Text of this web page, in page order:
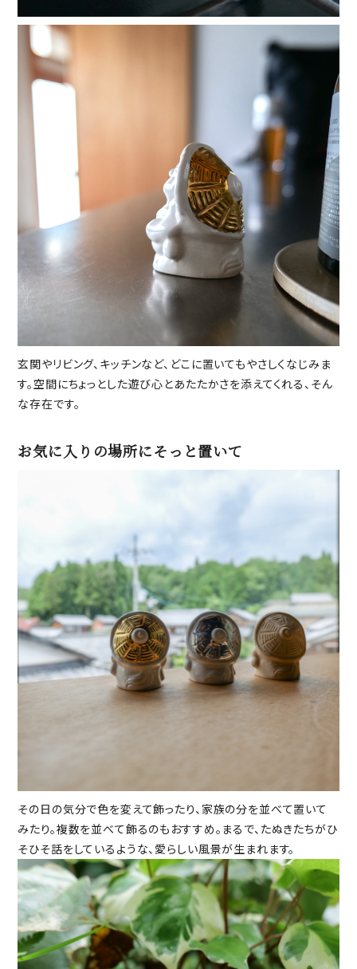
玄関やリビング、キッチンなど、どこに置いてもやさしくなじみま
す。空間にちょっとした遊び心とあたたかさを添えてくれる、そん
な存在です。
お気に入りの場所にそっと置いて
その日の気分で色を変えて飾ったり、家族の分を並べて置いて
みたり。複数を並べて飾るのもおすすめ。まるで、たぬきたちがひ
そひそ話をしているような、愛らしい風景が生まれます。